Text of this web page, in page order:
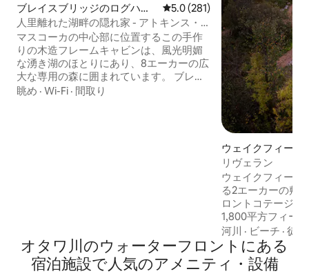
ブレイスブリッジのログハウ
ス
レビュー281件、5つ星中5.0つ
5.0 (281)
人里離れた湖畔の隠れ家 - アトキンス・
ハイドウェイ
マスコーカの中心部に位置するこの手作
りの木造フレームキャビンは、風光明媚
な湧き湖のほとりにあり、8エーカーの広
大な専用の森に囲まれています。 ブレー
スブリッジからわずか10分で、町のアメ
眺め · Wi-Fi · 間取り
ウェイクフィール
ージ
リヴェラン
ウェイクフィール
る2エーカーの敷
ロントコテージへ
1,800平方フィー
大きな床から天井
と一体化するよう
ます。 自然の中でリラックスして元気を
取り戻しましょう。 ドックから泳ぐ
河川 · ビーチ ·徒
オタワ川のウォーターフロントにある
宿泊施設で人気のアメニティ・設備